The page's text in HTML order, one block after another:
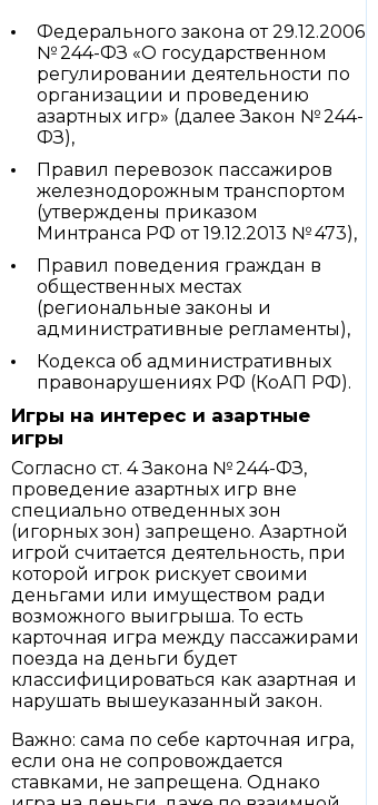
Федерального закона от 29.12.2006
№ 244-ФЗ «О государственном
регулировании деятельности по
организации и проведению
азартных игр» (далее Закон № 244-
ФЗ),
Правил перевозок пассажиров
железнодорожным транспортом
(утверждены приказом
Минтранса РФ от 19.12.2013 № 473),
Правил поведения граждан в
общественных местах
(региональные законы и
административные регламенты),
Кодекса об административных
правонарушениях РФ (КоАП РФ).
Игры на интерес и азартные
игры
Согласно ст. 4 Закона № 244-ФЗ,
проведение азартных игр вне
специально отведенных зон
(игорных зон) запрещено. Азартной
игрой считается деятельность, при
которой игрок рискует своими
деньгами или имуществом ради
возможного выигрыша. То есть
карточная игра между пассажирами
поезда на деньги будет
классифицироваться как азартная и
нарушать вышеуказанный закон.
Важно: сама по себе карточная игра,
если она не сопровождается
ставками, не запрещена. Однако